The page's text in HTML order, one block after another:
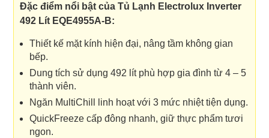
Đặc điểm nổi bật của Tủ Lạnh Electrolux Inverter
492 Lít EQE4955A-B:
Thiết kế mặt kính hiện đại, nâng tầm không gian
bếp.
Dung tích sử dụng 492 lít phù hợp gia đình từ 4 – 5
thành viên.
Ngăn MultiChill linh hoạt với 3 mức nhiệt tiện dụng.
QuickFreeze cấp đông nhanh, giữ thực phẩm tươi
ngon.